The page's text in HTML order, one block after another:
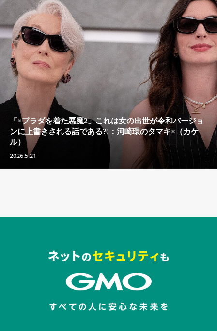
「×プラダを着た悪魔2」これは女の出世が令和バージョ
ンに上書きされる話である?!：河崎環のタマキ×（カケ
ル）
2026.5.21
セキュリティキャンペーンでのバナー